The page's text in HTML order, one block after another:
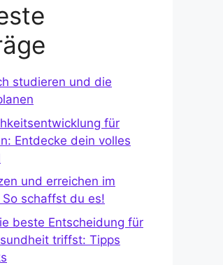
studieren und die
für
Entdecke dein volles
und erreichen im
schaffst du es!
beste Entscheidung für
triffst: Tipps